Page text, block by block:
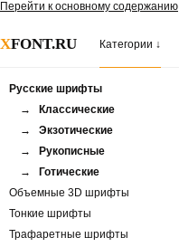
Перейти к основному содержанию
XFONT.RU Категории ↓
Русские шрифты
→ Классические
→ Экзотические
→ Рукописные
→ Готические
Объемные 3D шрифты
Тонкие шрифты
Трафаретные шрифты